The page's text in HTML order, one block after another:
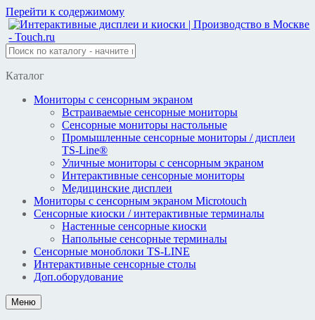
Перейти к содержимому
Каталог
Мониторы с сенсорным экраном
Встраиваемые сенсорные мониторы
Сенсорные мониторы настольные
Промышленные сенсорные мониторы / дисплеи
TS-Line®
Уличные мониторы с сенсорным экраном
Интерактивные сенсорные мониторы
Медицинские дисплеи
Мониторы с сенсорным экраном Microtouch
Сенсорные киоски / интерактивные терминалы
Настенные сенсорные киоски
Напольные сенсорные терминалы
Сенсорные моноблоки TS-LINE
Интерактивные сенсорные столы
Доп.оборудование
Меню